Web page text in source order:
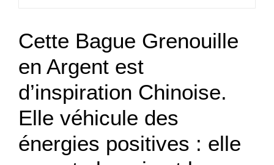
Cette Bague Grenouille
en Argent est
d’inspiration Chinoise.
Elle véhicule des
énergies positives : elle